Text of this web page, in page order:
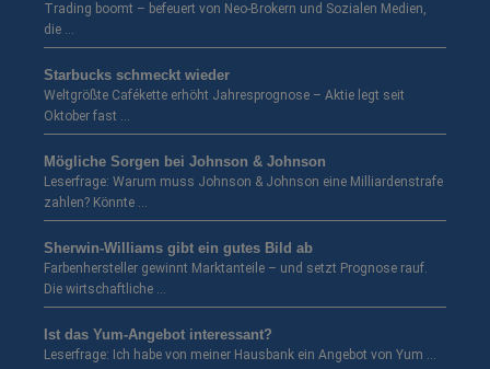
Trading boomt – befeuert von Neo-Brokern und Sozialen Medien,
die …
Starbucks schmeckt wieder
Weltgrößte Cafékette erhöht Jahresprognose – Aktie legt seit
Oktober fast …
Mögliche Sorgen bei Johnson & Johnson
Leserfrage: Warum muss Johnson & Johnson eine Milliardenstrafe
zahlen? Könnte …
Sherwin-Williams gibt ein gutes Bild ab
Farbenhersteller gewinnt Marktanteile – und setzt Prognose rauf.
Die wirtschaftliche …
Ist das Yum-Angebot interessant?
Leserfrage: Ich habe von meiner Hausbank ein Angebot von Yum …